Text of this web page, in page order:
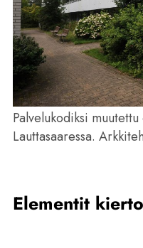
Palvelukodiksi
Lauttasaaressa.
Elementit